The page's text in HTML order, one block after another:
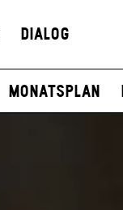
Dialog
Monatsplan